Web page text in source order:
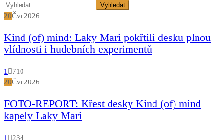
Vyhledávání
pro:
20Čvc2026
Kind (of) mind: Laky Mari pokřtili desku plnou
vlídnosti i hudebních experimentů
1
710
20Čvc2026
FOTO-REPORT: Křest desky Kind (of) mind
kapely Laky Mari
1
234